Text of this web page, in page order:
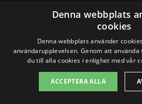
Gamleby
Skärblacka
Denna webbplats
cookies
Denna webbplats använder
användarupplevelsen. Genom att
du till alla cookies i enlighet med vår
ACCEPTERA ALLA